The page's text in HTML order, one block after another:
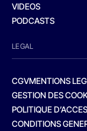
VIDEOS
PODCASTS
LEGAL
CGVMENTIONS
GESTION DES
POLITIQUE
CONDITIONS